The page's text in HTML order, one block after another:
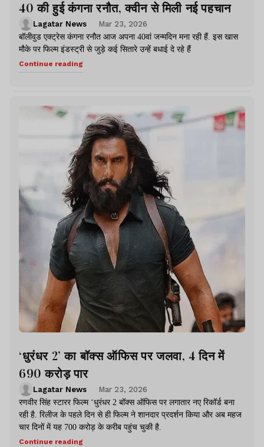
40 की हुई कंगना रनौत, क्वीन से मिली नई पहचान
Lagatar News
Mar 23, 2026
बॉलीवुड एक्ट्रेस कंगना रनौत आज अपना 40वां जन्मदिन मना रही हैं. इस खास
मौके पर फिल्म इंडस्ट्री से जुड़े कई सितारे उन्हें बधाई दे रहे हैं
Continue reading
‘धुरंधर 2’ का बॉक्स ऑफिस पर जलवा, 4 दिन में
690 करोड़ पार
Lagatar News
Mar 23, 2026
रणवीर सिंह स्टारर फिल्म ‘धुरंधर 2 बॉक्स ऑफिस पर लगातार नए रिकॉर्ड बना
रही है. रिलीज के पहले दिन से ही फिल्म ने शानदार प्रदर्शन किया और अब महज
चार दिनों में यह 700 करोड़ के करीब पहुंच चुकी है.
Continue reading